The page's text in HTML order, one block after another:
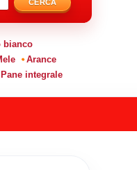
CERCA
bianco
Arance
Pane integrale